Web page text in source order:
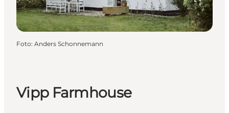
Foto: Anders Schonnemann
Vipp Farmhouse